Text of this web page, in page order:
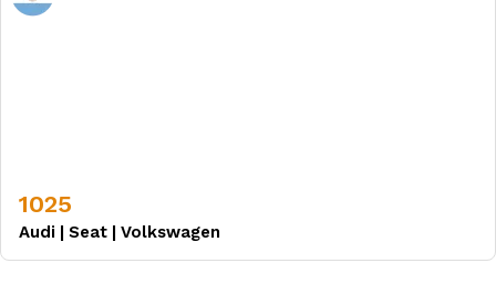
1025
Audi | Seat | Volkswagen